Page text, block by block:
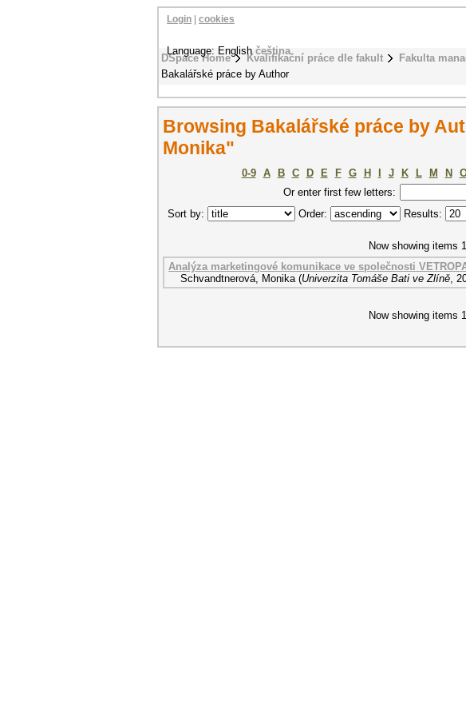
DSpace Home Kvalifikační práce dle fakult Fakulta
Bakalářské práce by Author
Login cookies
Language: Englishčeština
Browsing Bakalářské práce by
Monika"
0-9 A B C D E F G H J K L M N
Or enter first few letters:
Sort by:
Order: Results:
Now showing items
Analýza marketingové komunikace ve společnosti
Schvandtnerová, Monika (Univerzita Tomáše Bati ve Zlíně,
Now showing items